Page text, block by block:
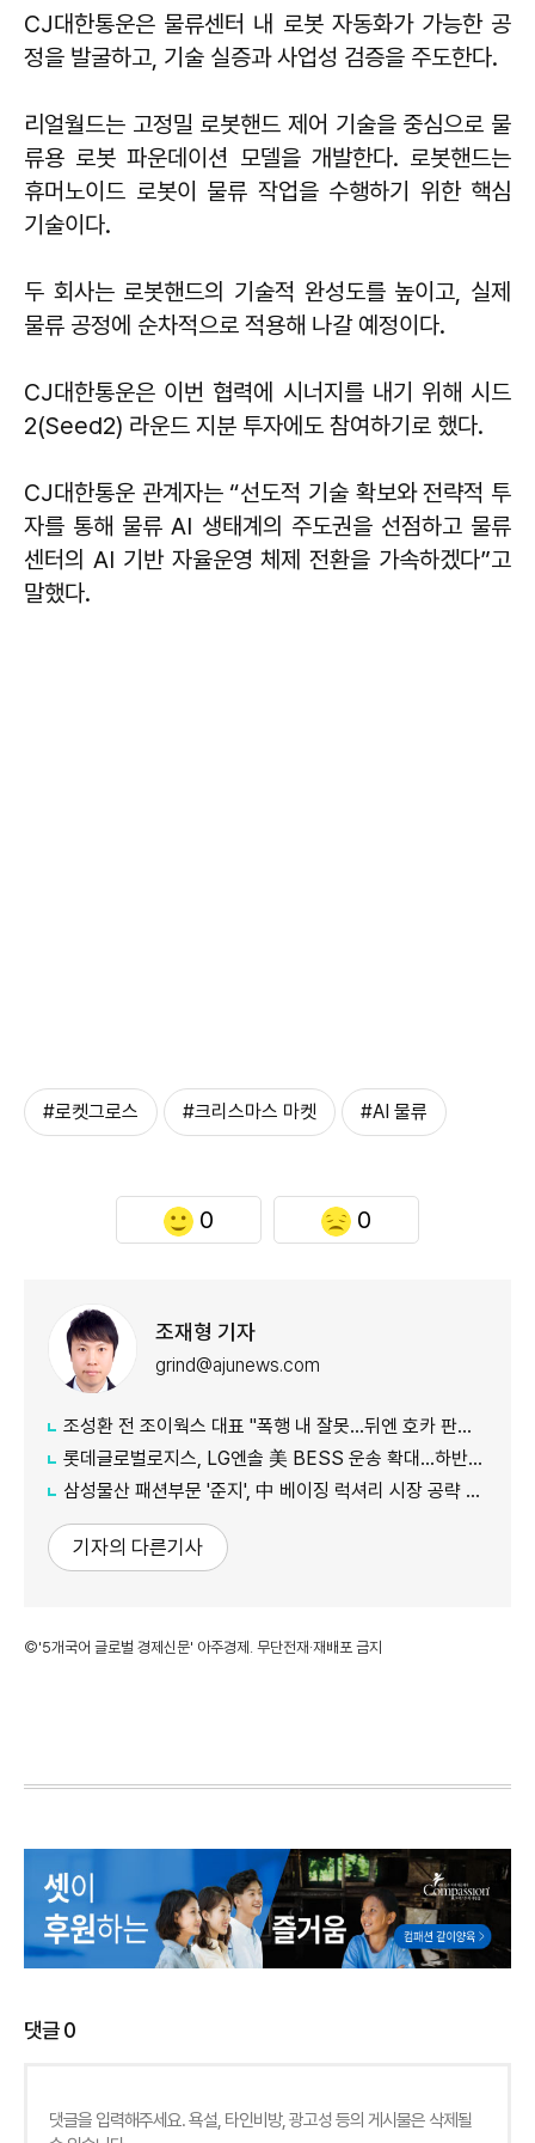
CJ대한통운은 물류센터 내 로봇 자동화가 가능한 공
정을 발굴하고, 기술 실증과 사업성 검증을 주도한다.
리얼월드는 고정밀 로봇핸드 제어 기술을 중심으로 물
류용 로봇 파운데이션 모델을 개발한다. 로봇핸드는
휴머노이드 로봇이 물류 작업을 수행하기 위한 핵심
기술이다.
두 회사는 로봇핸드의 기술적 완성도를 높이고, 실제
물류 공정에 순차적으로 적용해 나갈 예정이다.
CJ대한통운은 이번 협력에 시너지를 내기 위해 시드
2(Seed2) 라운드 지분 투자에도 참여하기로 했다.
CJ대한통운 관계자는 “선도적 기술 확보와 전략적 투
자를 통해 물류 AI 생태계의 주도권을 선점하고 물류
센터의 AI 기반 자율운영 체제 전환을 가속하겠다”고
말했다.
#로켓그로스 #크리스마스 마켓 #AI 물류
0 0
조재형 기자
grind@ajunews.com
조성환 전 조이웍스 대표 "폭행 내 잘못…뒤엔 호카 판권 노린 세력 있어"
롯데글로벌로지스, LG엔솔 美 BESS 운송 확대…하반기 물량 3배로
삼성물산 패션부문 '준지', 中 베이징 럭셔리 시장 공략 본격화
기자의 다른기사
©'5개국어 글로벌 경제신문' 아주경제. 무단전재·재배포 금지
댓글0